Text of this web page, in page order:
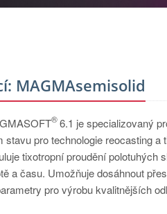
MAGMAsemisolid
®6.1 je specializovaný
stavu pro technologie reocasting
tixotropní proudění polotuhých
a času. Umožňuje dosáhnout
pro výrobu kvalitnějších